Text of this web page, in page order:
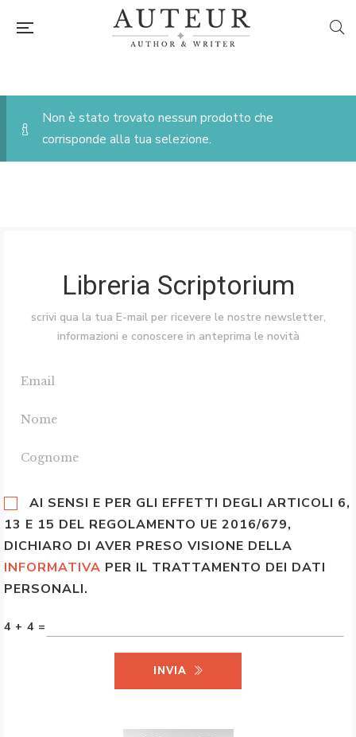
Non è stato trovato nessun prodotto che
corrisponde alla tua selezione.
Libreria Scriptorium
scrivi qua la tua E-mail per ricevere le nostre newsletter,
informazioni e conoscere in anteprima le novità
AI SENSI E PER GLI EFFETTI DEGLI ARTICOLI 6,
13 E 15 DEL REGOLAMENTO UE 2016/679,
DICHIARO DI AVER PRESO VISIONE DELLA
INFORMATIVA PER IL TRATTAMENTO DEI DATI
PERSONALI.
4 + 4 =
INVIA